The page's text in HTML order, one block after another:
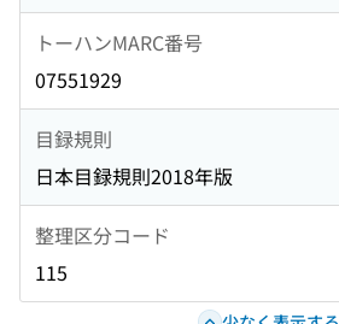
トーハンMARC番号
07551929
目録規則
日本目録規則2018年版
整理区分コード
115